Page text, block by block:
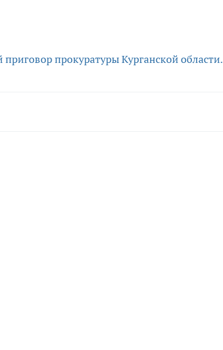
приговорпрокуратуры Курганской области.